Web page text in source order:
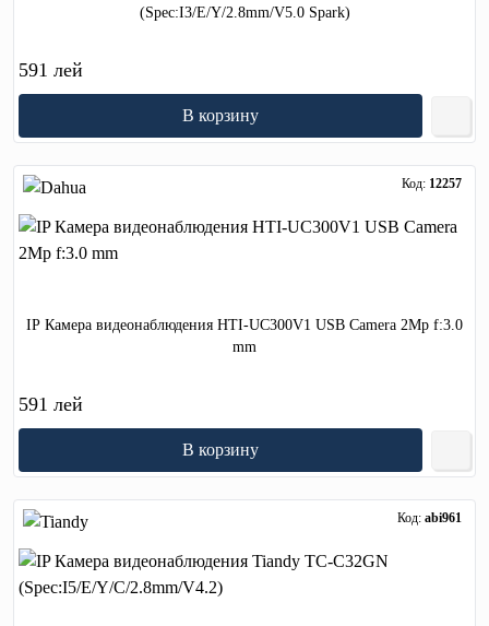
(Spec:I3/E/Y/2.8mm/V5.0 Spark)
591 лей
В корзину
Код: 12257
IP Камера видеонаблюдения HTI-UC300V1 USB Camera 2Mp f:3.0
mm
591 лей
В корзину
Код: abi961